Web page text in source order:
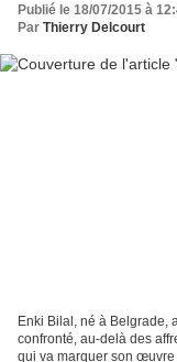
Publié le 18/07/2015 à
Par Thierry Delcourt
Enki Bilal, né à Belgrade,
confronté, au-delà des
qui va marquer son œuvre